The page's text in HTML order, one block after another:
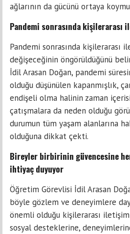
ağlarının da gücünü ortaya
Pandemi sonrasında kişilerarası
Pandemi sonrasında kişilerarası
değişeceğinin öngörüldüğünü
İdil Arasan Doğan, pandemi
olduğu düşünülen kapanmışlık,
endişeli olma halinin zaman
çatışmalara da neden olduğu
durumun tüm yaşam alanlarına
olduğuna dikkat çekti.
Bireyler birbirinin güvencesine
ihtiyaç duyuyor
Öğretim Görevlisi İdil Arasan
böyle gözlem ve deneyimlere
önemli olduğu kişilerarası
sosyal desteklerine,